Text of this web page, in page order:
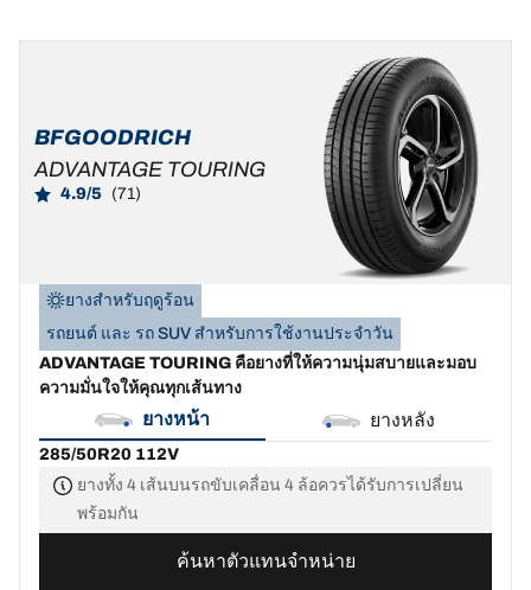
BFGOODRICH
ADVANTAGE TOURING
4.9/5 (71)
ยางสำหรับฤดูร้อน
รถยนต์ และ รถ SUV สำหรับการใช้งานประจำวัน
ADVANTAGE TOURING คือยางที่ให้ความนุ่มสบายและมอบ
ความมั่นใจให้คุณทุกเส้นทาง
ยางหน้า ยางหลัง
285/50R20 112V
ยางทั้ง 4 เส้นบนรถขับเคลื่อน 4 ล้อควรได้รับการเปลี่ยน
พร้อมกัน
ค้นหาตัวแทนจำหน่าย